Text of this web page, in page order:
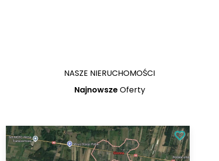
NASZE NIERUCHOMOŚCI
NajnowszeOferty